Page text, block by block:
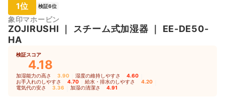
1位 検証6位
象印マホービン
ZOJIRUSHI ｜ スチーム式加湿器 ｜ EE-DE50-
HA
検証スコア
4.18
加湿能力の高さ 3.90 湿度の維持しやすさ 4.60
お手入れのしやすさ 4.70 給水・排水のしやすさ 4.20
電気代の安さ 3.36 加湿の清潔さ 4.91